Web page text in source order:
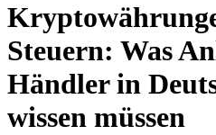
Steuern: Was
Händler in
wissen müssen